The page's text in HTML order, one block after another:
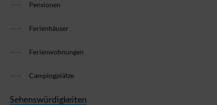
Pensionen
Ferienhäuser
Ferienwohnungen
Campingplätze
Sehenswürdigkeiten